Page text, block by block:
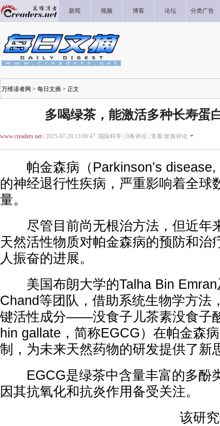
新闻 视频 博客 论坛 分类广告
万维读者网 > 每日文摘 > 正文
多喝绿茶，能激活多种长寿蛋
www.creaders.net| 2025-07-28 13:00:47 国际科学 | 0条评论 | 查看/发表评论
帕金森病（Parkinson’s disease,
的神经退行性疾病，严重影响着全球
量。
尽管目前尚无根治方法，但近年
天然活性物质对帕金森病的预防和治
人振奋的进展。
美国布朗大学的Talha Bin Emran
Chand等团队，借助系统生物学方法
键活性成分——没食子儿茶素没食子
hin gallate，简称EGCG）在帕金森
制，为未来天然药物的研发提供了新
EGCG是绿茶中含量丰富的多酚
因其抗氧化和抗炎作用备受关注。
该研究